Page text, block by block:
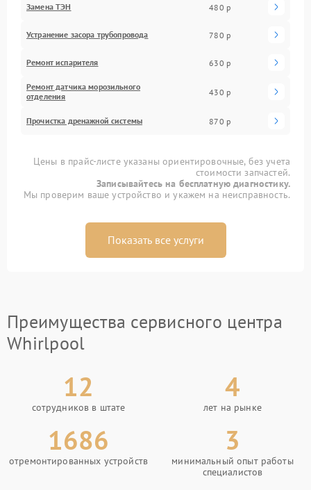
Замена ТЭН 480 р
Устранение засора трубопровода 780 р
Ремонт испарителя 630 р
Ремонт датчика морозильного
отделения
430 р
Прочистка дренажной системы 870 р
Цены в прайс-листе указаны ориентировочные, без учета
стоимости запчастей.
Записывайтесь на бесплатную диагностику.
Мы проверим ваше устройство и укажем на неисправность.
Показать все услуги
Преимущества сервисного центра
Whirlpool
12
сотрудников в штате
4
лет на рынке
1686
отремонтированных устройств
3
минимальный опыт работы
специалистов